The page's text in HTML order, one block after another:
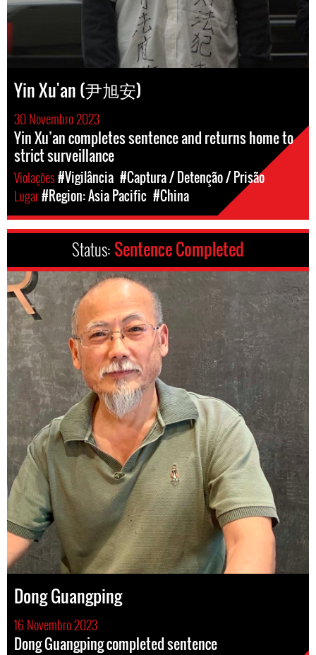
Yin Xu'an (尹旭安)
30 Novembro 2023
Yin Xu’an completes sentence and returns home to
strict surveillance
Violações#Vigilância #Captura / Detenção / Prisão
Lugar#Region: Asia Pacific #China
Status: Sentence Completed
Dong Guangping
16 Novembro 2023
Dong Guangping completed sentence